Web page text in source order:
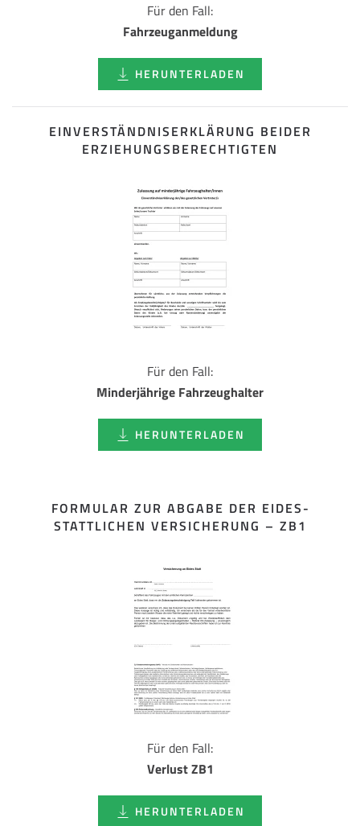
Für den Fall:
Fahrzeuganmeldung
HERUNTERLADEN
EINVERSTÄNDNISERKLÄRUNG BEIDER
ERZIEHUNGSBERECHTIGTEN
Für den Fall:
Minderjährige Fahrzeughalter
HERUNTERLADEN
FORMULAR ZUR ABGABE DER EIDES­
STATTLICHEN VERSICHERUNG – ZB1
Für den Fall:
Verlust ZB1
HERUNTERLADEN